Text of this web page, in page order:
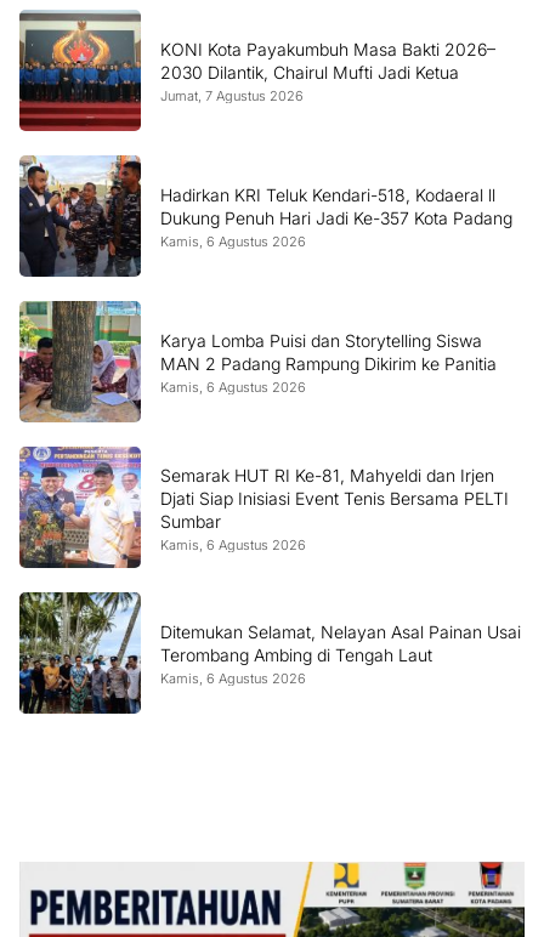
KONI Kota Payakumbuh Masa Bakti 2026–
2030 Dilantik, Chairul Mufti Jadi Ketua
Jumat, 7 Agustus 2026
Hadirkan KRI Teluk Kendari-518, Kodaeral ll
Dukung Penuh Hari Jadi Ke-357 Kota Padang
Kamis, 6 Agustus 2026
Karya Lomba Puisi dan Storytelling Siswa
MAN 2 Padang Rampung Dikirim ke Panitia
Kamis, 6 Agustus 2026
Semarak HUT RI Ke-81, Mahyeldi dan Irjen
Djati Siap Inisiasi Event Tenis Bersama PELTI
Sumbar
Kamis, 6 Agustus 2026
Ditemukan Selamat, Nelayan Asal Painan Usai
Terombang Ambing di Tengah Laut
Kamis, 6 Agustus 2026